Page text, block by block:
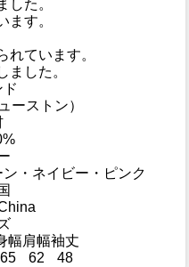
した。
ます。
れています。
ました。
ーストン）
・ネイビー・ピンク
幅肩幅袖丈
65 62 48